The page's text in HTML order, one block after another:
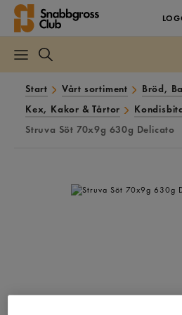
Start Vårt sortiment
Bröd,
Kex, Kakor & Tårtor
Struva Söt 70x9g 630g Delicato